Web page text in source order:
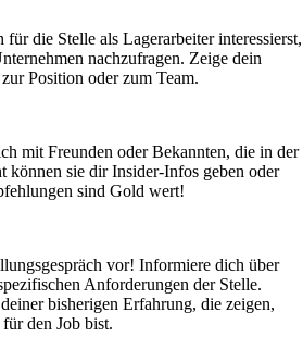
die Stelle als Lagerarbeiter interessierst,
nachzufragen. Zeige dein
Position oder zum Team.
mit Freunden oder Bekannten, die in der
können sie dir Insider-Infos geben oder
sind Gold wert!
vor! Informiere dich über
Anforderungen der Stelle.
bisherigen Erfahrung, die zeigen,
den Job bist.